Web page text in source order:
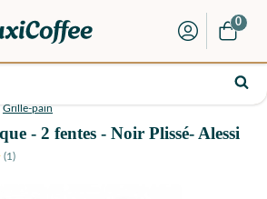
0
Grille-pain
- 2 fentes - Noir Plissé- Alessi
(1)